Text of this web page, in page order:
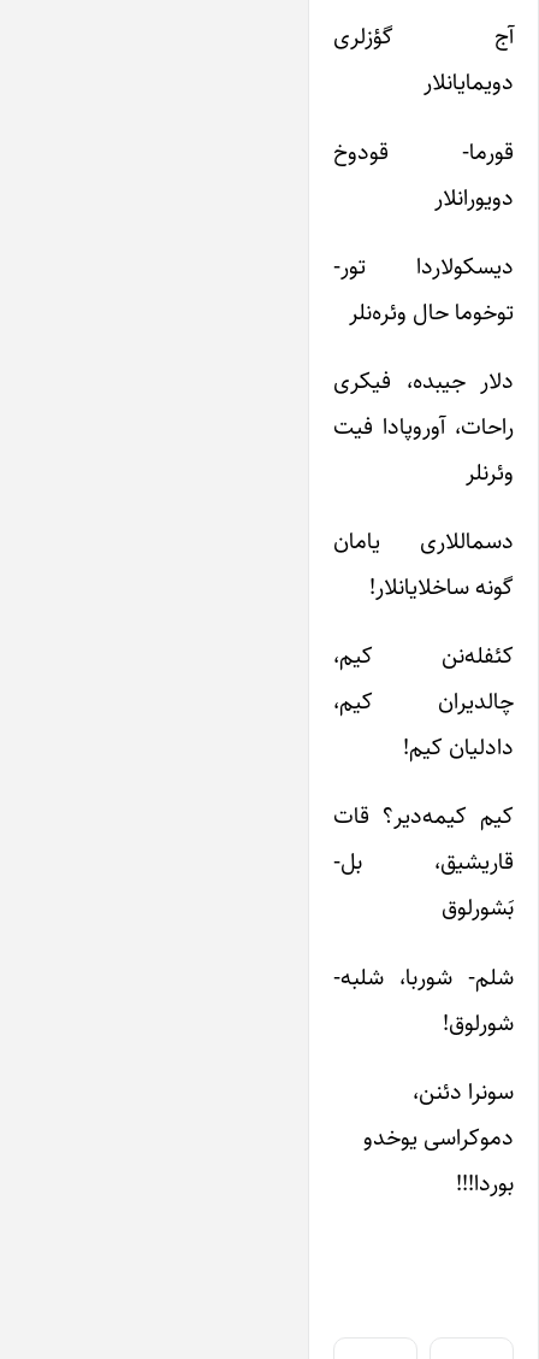
آج گؤزلری
دویمایانلار
قورما- قودوخ
دویورانلار
دیسکولاردا تور-
توخوما حال وئره‌نلر
دلار جیبده، فیکری
راحات، آوروپادا فیت
وئرنلر
دسماللاری یامان
گونه ساخلایانلار!
کئفله‌نن کیم،
چالدیران کیم،
دادلیان کیم!
کیم کیمه‌دیر؟ قات
قاریشیق، بل-
بَشورلوق
شلم- شوربا، شلبه-
شورلوق!
سونرا دئنن،
دموکراسی یوخدو
بوردا!!!